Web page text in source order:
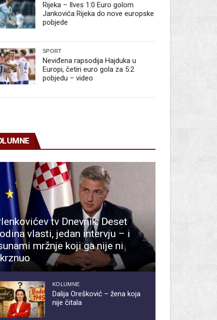
Rijeka – Ilves 1:0 Euro golom
Jankovića Rijeka do nove europske
pobjede
SPORT
Neviđena rapsodija Hajduka u
Europi, četiri euro gola za 5:2
pobjedu – video
tv Dnevnik: Deset
vlasti, jedan intervju – i
mržnje koji ga nije ni
KOLUMNE
Dalija Orešković – žena koja
nije čitala